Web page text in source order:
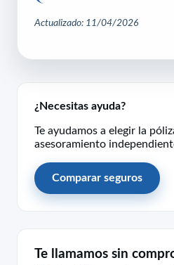
Actualizado: 11/04/2026
¿Necesitas ayuda?
Te ayudamos a elegir la
asesoramiento
Comparar seguros
Te llamamos sin